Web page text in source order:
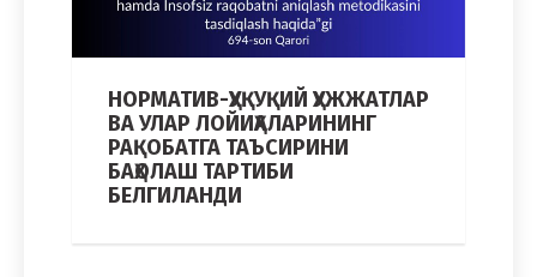
НОРМАТИВ-ҲУҚУҚИЙ ҲУЖЖАТЛАР
ВА УЛАР ЛОЙИҲАЛАРИНИНГ
РАҚОБАТГА ТАЪСИРИНИ
БАҲОЛАШ ТАРТИБИ
БЕЛГИЛАНДИ